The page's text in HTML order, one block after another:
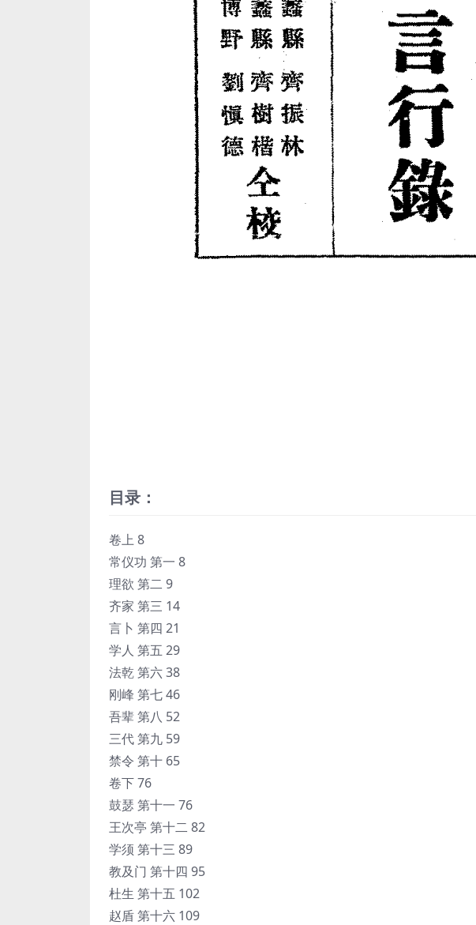
目录：
卷上 8
常仪功 第一 8
理欲 第二 9
齐家 第三 14
言卜 第四 21
学人 第五 29
法乾 第六 38
刚峰 第七 46
吾辈 第八 52
三代 第九 59
禁令 第十 65
卷下 76
鼓瑟 第十一 76
王次亭 第十二 82
学须 第十三 89
教及门 第十四 95
杜生 第十五 102
赵盾 第十六 109